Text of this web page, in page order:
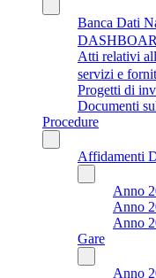
Banca Dati
Atti relativi
servizi e
Progetti di
Documenti
Procedure
Affidamenti
Anno
Anno
Anno
Gare
Anno